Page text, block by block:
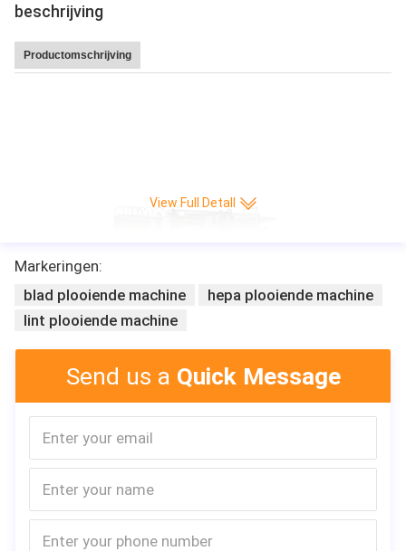
beschrijving
Productomschrijving
View Full Detall
Markeringen:
blad plooiende machine
hepa plooiende machine
lint plooiende machine
Send us a Quick Message